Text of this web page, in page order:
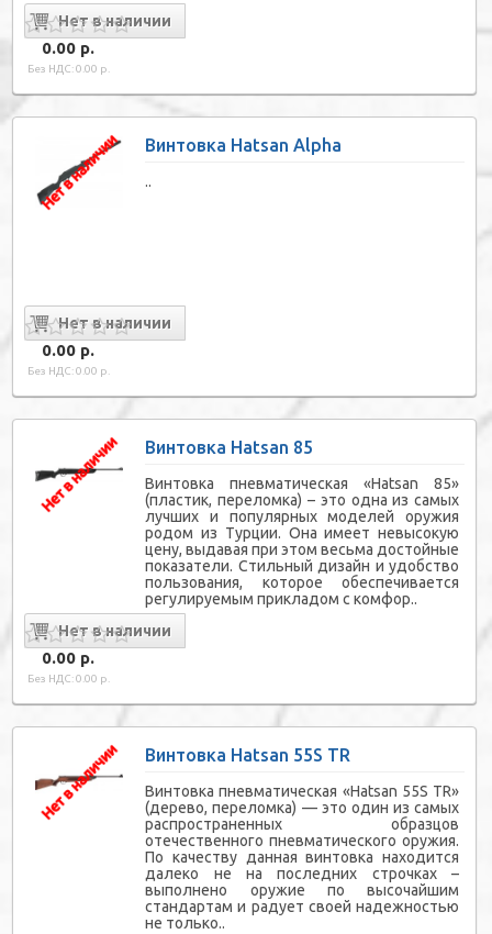
0.00 р.
Без НДС: 0.00 р.
Винтовка Hatsan Alpha
..
0.00 р.
Без НДС: 0.00 р.
Винтовка Hatsan 85
Винтовка пневматическая «Hatsan 85»
(пластик, переломка) – это одна из самых
лучших и популярных моделей оружия
родом из Турции. Она имеет невысокую
цену, выдавая при этом весьма достойные
показатели. Стильный дизайн и удобство
пользования, которое обеспечивается
регулируемым прикладом с комфор..
0.00 р.
Без НДС: 0.00 р.
Винтовка Hatsan 55S TR
Винтовка пневматическая «Hatsan 55S TR»
(дерево, переломка) — это один из самых
распространенных образцов
отечественного пневматического оружия.
По качеству данная винтовка находится
далеко не на последних строчках –
выполнено оружие по высочайшим
стандартам и радует своей надежностью
не только..